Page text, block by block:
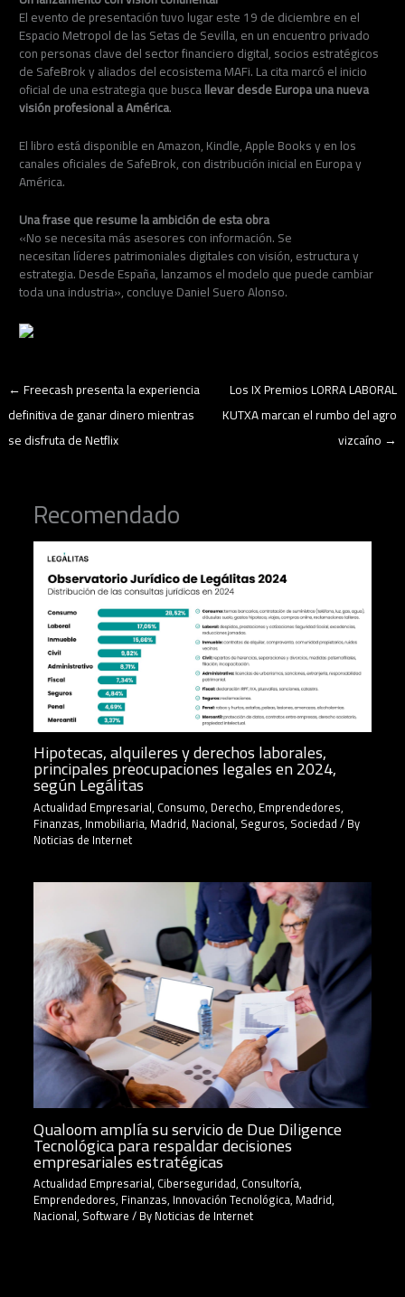
El evento de presentación tuvo lugar este 19 de diciembre en el
Espacio Metropol de las Setas de Sevilla, en un encuentro privado
con personas clave del sector financiero digital, socios estratégicos
de SafeBrok y aliados del ecosistema MAFi. La cita marcó el inicio
oficial de una estrategia que buscallevar desde Europa una nueva
visión profesional a América.
El libro está disponible en Amazon, Kindle, Apple Books y en los
canales oficiales de SafeBrok, con distribución inicial en Europa y
América.
Una frase que resume la ambición de esta obra
«No se necesita más asesores con información. Se
necesitan líderes patrimoniales digitales con visión, estructura y
estrategia. Desde España, lanzamos el modelo que puede cambiar
toda una industria», concluye Daniel Suero Alonso.
←Freecash presenta la experiencia
definitiva de ganar dinero mientras
se disfruta de Netflix
Los IX Premios LORRA LABORAL
KUTXA marcan el rumbo del agro
vizcaíno →
Recomendado
Hipotecas, alquileres y derechos laborales,
principales preocupaciones legales en 2024,
según Legálitas
Actualidad Empresarial, Consumo, Derecho, Emprendedores,
Finanzas, Inmobiliaria, Madrid, Nacional, Seguros, Sociedad/ By
Noticias de Internet
Qualoom amplía su servicio de Due Diligence
Tecnológica para respaldar decisiones
empresariales estratégicas
Actualidad Empresarial, Ciberseguridad, Consultoría,
Emprendedores, Finanzas, Innovación Tecnológica, Madrid,
Nacional, Software/ ByNoticias de Internet